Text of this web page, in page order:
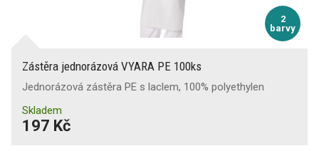
2
barvy
Zástěra jednorázová VYARA PE 100ks
Jednorázová zástěra PE s laclem, 100% polyethylen
Skladem
197 Kč